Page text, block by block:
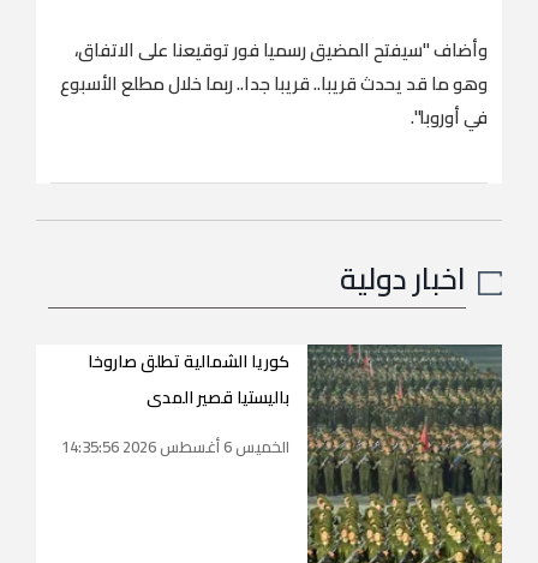
وأضاف "سيفتح المضيق رسميا فور توقيعنا ‌على الاتفاق،
وهو ما قد يحدث ⁠قريبا.. ⁠قريبا جدا.. ربما خلال مطلع الأسبوع
في أوروبا".
اخبار دولية
كوريا الشمالية تطلق صاروخا
باليستيا قصير المدى
الخميس 6 أغسطس 2026 14:35:56